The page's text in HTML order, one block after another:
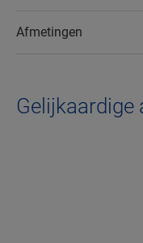
Afmetingen
Gelijkaardige